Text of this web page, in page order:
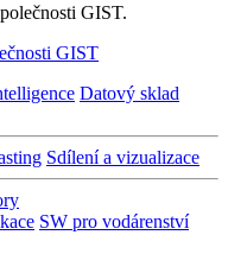
GIST.
Datový sklad
Sdílení a vizualizace
SW pro vodárenství